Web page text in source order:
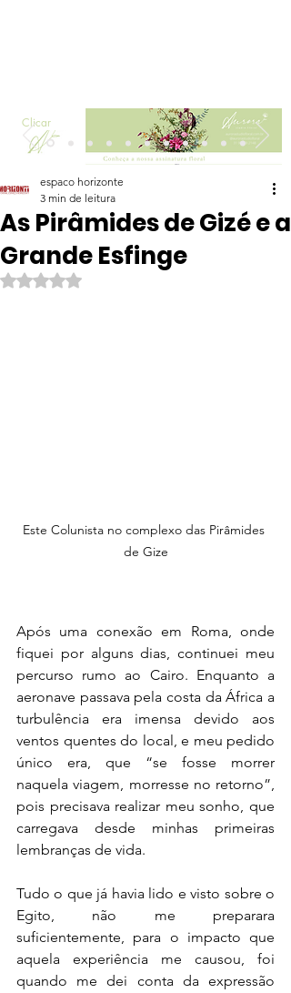
Clicar
As Pirâmides de Gizé e a
Grande Esfinge
espaco horizonte
3 min de leitura
Avaliado com NaN de 5 estrelas.
Este Colunista no complexo das Pirâmides
de Gize
Após uma conexão em Roma, onde
fiquei por alguns dias, continuei meu
percurso rumo ao Cairo. Enquanto a
aeronave passava pela costa da África a
turbulência era imensa devido aos
ventos quentes do local, e meu pedido
único era, que “se fosse morrer
naquela viagem, morresse no retorno”,
pois precisava realizar meu sonho, que
carregava desde minhas primeiras
lembranças de vida.
Tudo o que já havia lido e visto sobre o
Egito, não me preparara
suficientemente, para o impacto que
aquela experiência me causou, foi
quando me dei conta da expressão